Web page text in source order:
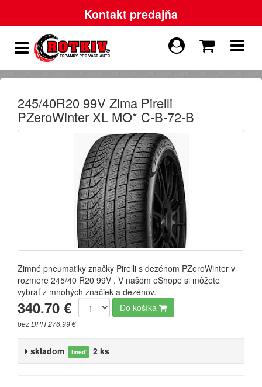
Kontakt predajňa
245/40R20 99V Zima Pirelli
PZeroWinter XL MO* C-B-72-B
Zimné pneumatiky značky Pirelli s dezénom PZeroWinter v
rozmere 245/40 R20 99V . V našom eShope si môžete
vybrať z mnohých značiek a dezénov.
340.70 €
bez DPH 276.99 €
Do košíka
skladom hneď 2 ks